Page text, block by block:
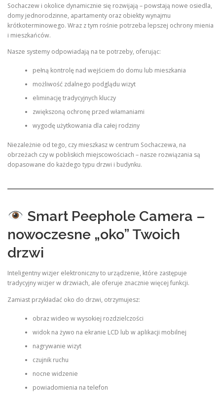
Sochaczew i okolice dynamicznie się rozwijają – powstają nowe osiedla,
domy jednorodzinne, apartamenty oraz obiekty wynajmu
krótkoterminowego. Wraz z tym rośnie potrzeba lepszej ochrony mienia
i mieszkańców.
Nasze systemy odpowiadają na te potrzeby, oferując:
pełną kontrolę nad wejściem do domu lub mieszkania
możliwość zdalnego podglądu wizyt
eliminację tradycyjnych kluczy
zwiększoną ochronę przed włamaniami
wygodę użytkowania dla całej rodziny
Niezależnie od tego, czy mieszkasz w centrum Sochaczewa, na
obrzeżach czy w pobliskich miejscowościach – nasze rozwiązania są
dopasowane do każdego typu drzwi i budynku.
Smart Peephole Camera –
nowoczesne „oko” Twoich
drzwi
Inteligentny wizjer elektroniczny to urządzenie, które zastępuje
tradycyjny wizjer w drzwiach, ale oferuje znacznie więcej funkcji.
Zamiast przykładać oko do drzwi, otrzymujesz:
obraz wideo w wysokiej rozdzielczości
widok na żywo na ekranie LCD lub w aplikacji mobilnej
nagrywanie wizyt
czujnik ruchu
nocne widzenie
powiadomienia na telefon